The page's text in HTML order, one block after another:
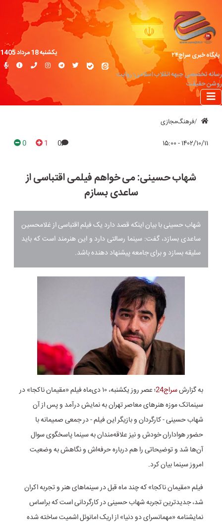
پایگاه خبری سراج۲۴
رسانه تخصصی جبهه انقلاب اسلامی؛ روایت
روشن حقیقت
یکشنبه 18 مرداد 1405
فرهنگ‌مجازی
۱۴۰۲/۱۰/۱۱ - ۱۵:۰۰ 0
1
0
شهاب حسینی: می ‌خواهم فیلمی اقتباسی از
ساعدی بسازم
شهاب حسینی با بیان اینکه قصد دارد یک فیلم اقتباسی از غلامحسین
ساعدی بسازد، گفت:‌ سینما رسالتی دارد و این هنرمند است که باید
سلیقه بسازد و برای جامعه پیشنهاد دهنده باشد.
به گزارشسراج24
؛ عصر روز یکشنبه، ۱۰ دی‌ماه فیلم «مقیمان ناکجا» در
سینماتک موزه هنرهای معاصر تهران به نمایش درآمد و پس از آن
شهاب حسینی - کارگردان و بازیگر این فیلم - در جمعی صمیمانه‌ با
حضور هواداران خودش و نیز علاقه‌مندان به سینما پاسخگوی سوال‌
آن‌ها شد و توضیحاتی را هم درباره حرفه‌اش و نگاهش به وضعیت
امروز سینما بیان کرد.
فیلم «مقیمان ناکجا» که چند ماه قبل در سینماهای هنر و تجربه اکران
شد، جدیدترین تجربه شهاب حسینی در کارگردانی است که براساس
نمایشنامه «مهمانسرای دو دنیا» از اریک امانوئل اشمیت ساخته شده